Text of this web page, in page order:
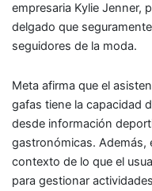
empresaria Kylie Jenner,
delgado que
seguidores de la moda.
Meta afirma que el
gafas tiene la capacidad
desde información
gastronómicas. Además,
contexto de lo que el
para gestionar